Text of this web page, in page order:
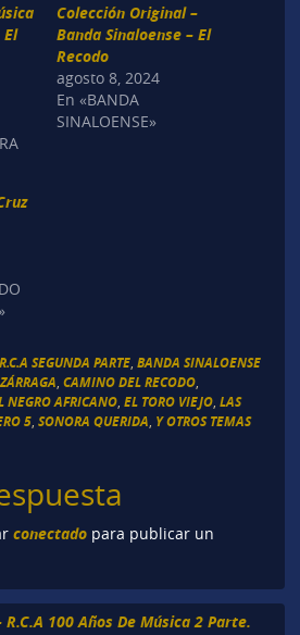
El
Colección Original –
Banda Sinaloense – El
Recodo
agosto 8, 2024
En «BANDA
SINALOENSE»
SEGUNDA PARTE, BANDA SINALOENSE
CAMINO DEL RECODO,
NEGRO AFRICANO, EL TORO VIEJO, LAS
5, SONORA QUERIDA Y OTROS TEMAS
conectadopara publicar un
100 Años De Música 2 Parte.